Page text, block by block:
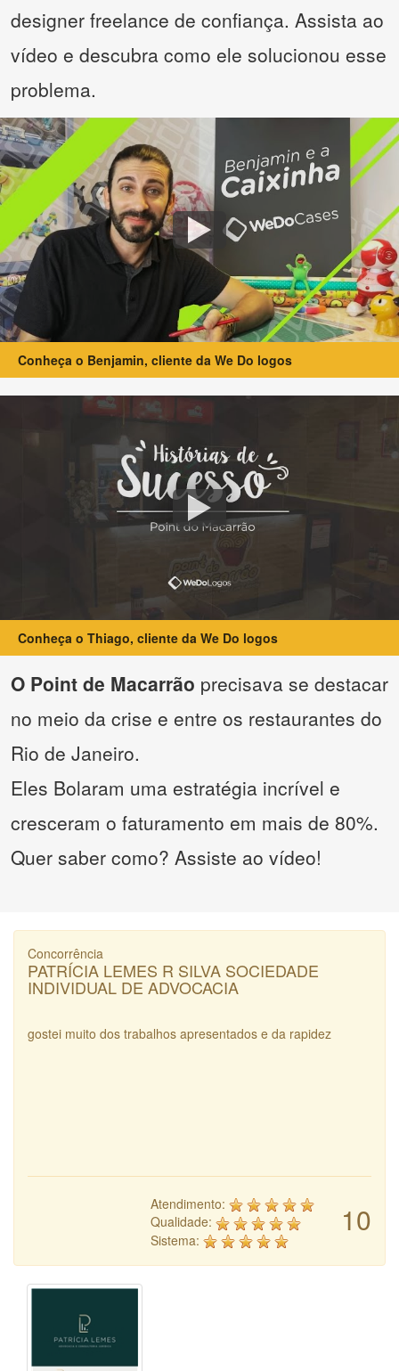
designer freelance de confiança. Assista ao
vídeo e descubra como ele solucionou esse
problema.
Conheça o Benjamin, cliente da We Do logos
Conheça o Thiago, cliente da We Do logos
O Point de Macarrão precisava se destacar
no meio da crise e entre os restaurantes do
Rio de Janeiro.
Eles Bolaram uma estratégia incrível e
cresceram o faturamento em mais de 80%.
Quer saber como? Assiste ao vídeo!
Concorrência
PATRÍCIA LEMES R SILVA SOCIEDADE
INDIVIDUAL DE ADVOCACIA
gostei muito dos trabalhos apresentados e da rapidez
10
Atendimento:
Qualidade:
Sistema: